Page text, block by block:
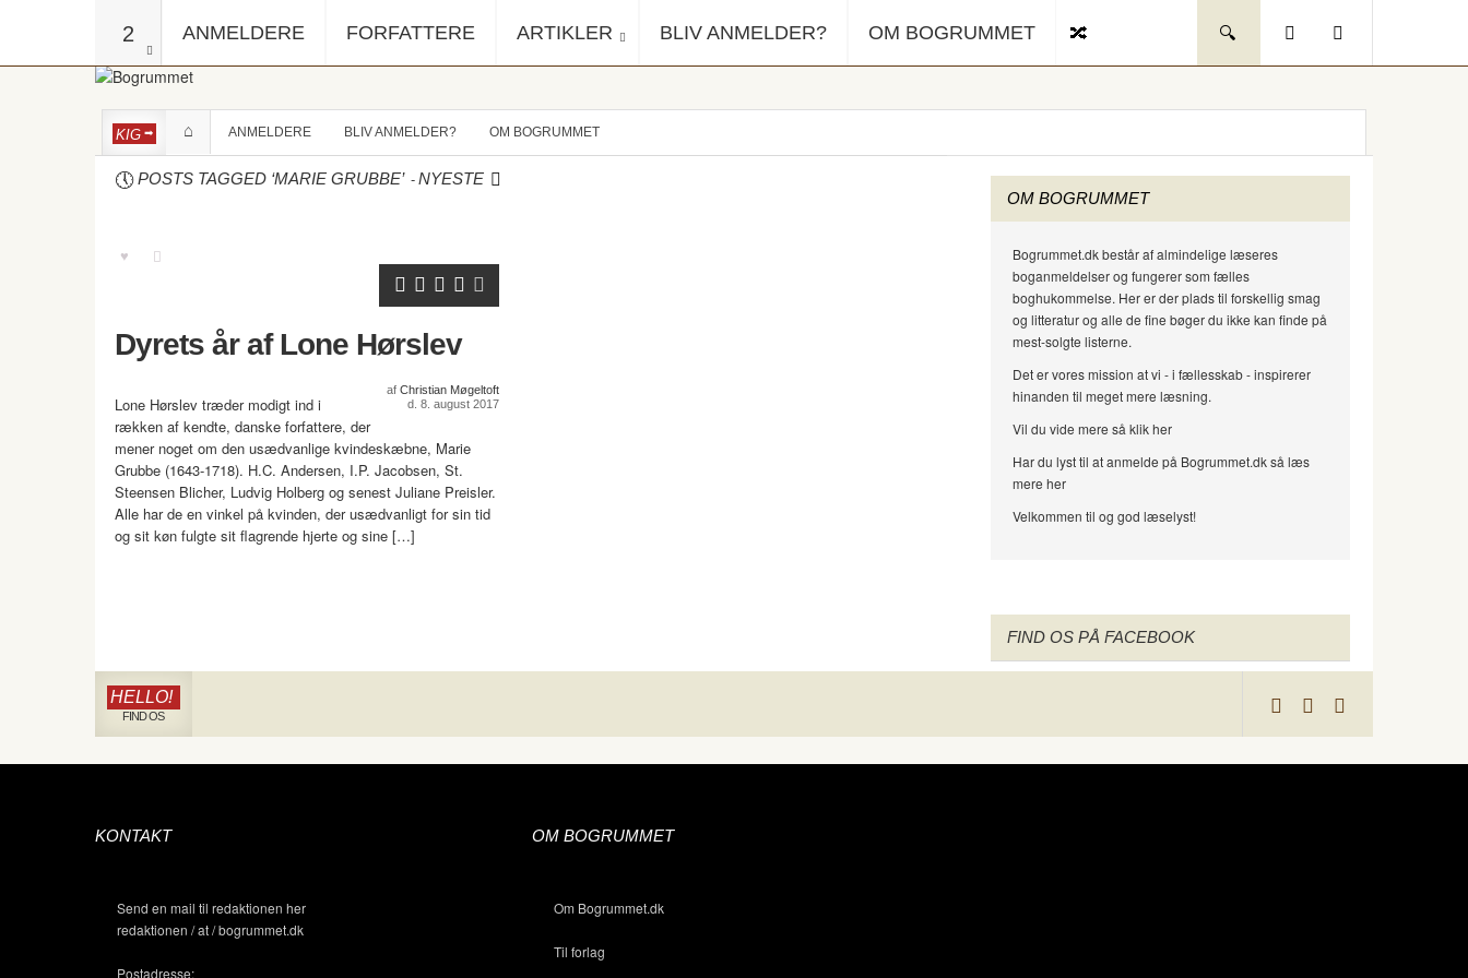
2 ANMELDERE FORFATTERE ARTIKLER BLIV ANMELDER? OM BOGRUMMET
KIG ANMELDERE BLIV ANMELDER? OM BOGRUMMET
POSTS TAGGED ‘MARIE GRUBBE’ -NYESTE
Dyrets år af Lone Hørslev
af Christian Møgeltoft
d. 8. august 2017
Lone Hørslev træder modigt ind i
rækken af kendte, danske forfattere, der
mener noget om den usædvanlige kvindeskæbne, Marie
Grubbe (1643-1718). H.C. Andersen, I.P. Jacobsen, St.
Steensen Blicher, Ludvig Holberg og senest Juliane Preisler.
Alle har de en vinkel på kvinden, der usædvanligt for sin tid
og sit køn fulgte sit flagrende hjerte og sine […]
OM BOGRUMMET
Bogrummet.dk består af almindelige læseres
boganmeldelser og fungerer som fælles
boghukommelse. Her er der plads til forskellig smag
og litteratur og alle de fine bøger du ikke kan finde på
mest-solgte listerne.
Det er vores mission at vi - i fællesskab - inspirerer
hinanden til meget mere læsning.
Vil du vide mere så klik her
Har du lyst til at anmelde på Bogrummet.dk så læs
mere her
Velkommen til og god læselyst!
FIND OS PÅ FACEBOOK
HELLO!
FIND OS
KONTAKT
Send en mail til redaktionen her
redaktionen / at / bogrummet.dk
Postadresse:
OM BOGRUMMET
Om Bogrummet.dk
Til forlag